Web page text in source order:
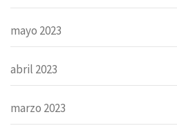
mayo 2023
abril 2023
marzo 2023